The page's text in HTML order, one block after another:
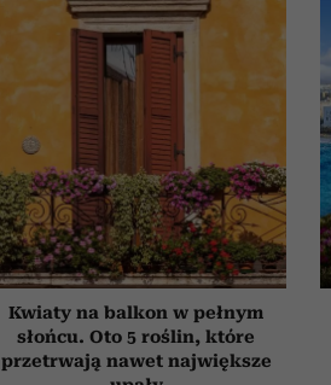
Kwiaty na balkon w pełnym
słońcu. Oto 5 roślin, które
przetrwają nawet największe